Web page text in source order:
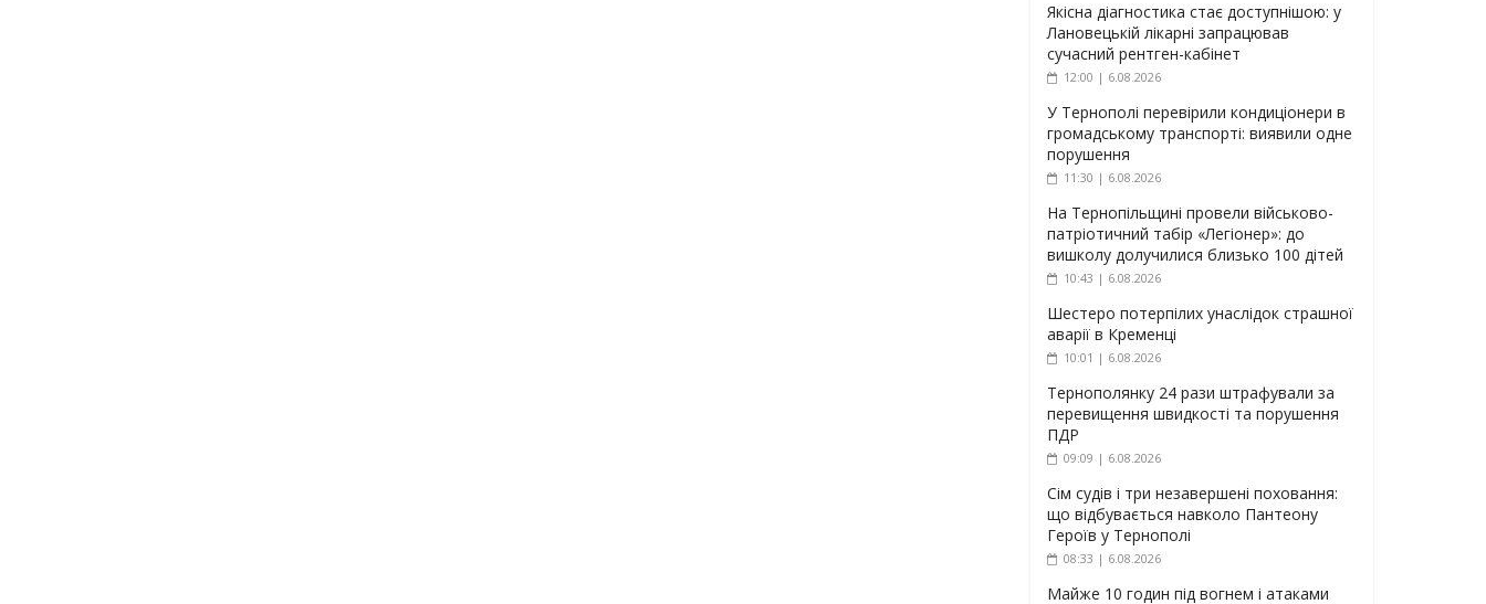
Якісна діагностика стає доступнішою: у
Лановецькій лікарні запрацював
сучасний рентген-кабінет
12:00 | 6.08.2026
У Тернополі перевірили кондиціонери в
громадському транспорті: виявили одне
порушення
11:30 | 6.08.2026
На Тернопільщині провели військово-
патріотичний табір «Легіонер»: до
вишколу долучилися близько 100 дітей
10:43 | 6.08.2026
Шестеро потерпілих унаслідок страшної
аварії в Кременці
10:01 | 6.08.2026
Тернополянку 24 рази штрафували за
перевищення швидкості та порушення
ПДР
09:09 | 6.08.2026
Сім судів і три незавершені поховання:
що відбувається навколо Пантеону
Героїв у Тернополі
08:33 | 6.08.2026
Майже 10 годин під вогнем і атаками